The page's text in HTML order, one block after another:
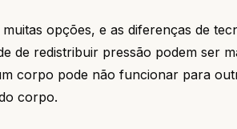
opções, e as diferenças de
de redistribuir pressão podem ser
corpo pode não funcionar para
corpo.